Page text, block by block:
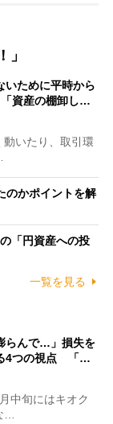
」
いために平時から
資産の棚卸し…
いたり、取引環
のかポイントを解
「円資産への投
一覧を見る
らんで…」損失を
4つの視点 「…
中旬にはキオク
…